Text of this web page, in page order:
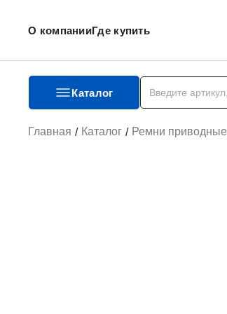
О компанииГде купить
Каталог
Главная Каталог Ремни приводные